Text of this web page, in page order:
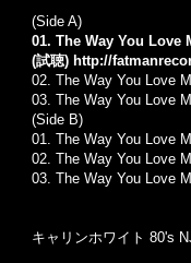
(Side A)
01. The Way You Love
(試聴) http://
02. The Way You Love
03. The Way You Love
(Side B)
01. The Way You Love
02. The Way You Love
03. The Way You Love
キャリンホワイト 80's